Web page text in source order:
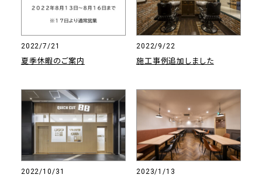
2022/7/21
夏季休暇のご案内
2022/9/22
施工事例追加しました
2022/10/31 2023/1/13